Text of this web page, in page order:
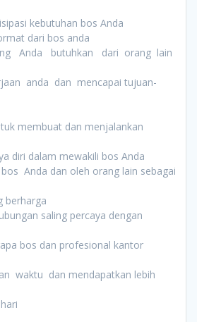
kebutuhan bos Anda
dari bos anda
Anda butuhkan dari orang lain
anda dan mencapai tujuan-
membuat dan menjalankan
diri dalam mewakili bos Anda
Anda dan oleh orang lain sebagai
berharga
saling percaya dengan
bos dan profesional kantor
waktu dan mendapatkan lebih